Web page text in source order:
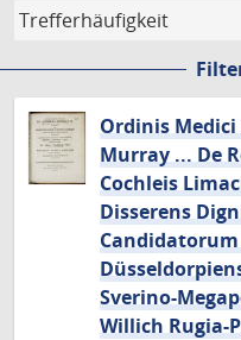
Ordinis Medici
Murray ... De
Cochleis
Disserens
Sverino-
Willich Rugia-